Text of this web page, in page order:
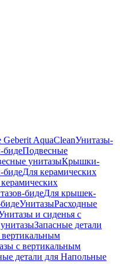
AquaCleanУнитазы-
бидеПодвесные
унитазыКрышки-
бидеДля керамических
бидеДля крышек-
УнитазыРасходные
и сиденья с
Запасные детали
с вертикальным
детали для Напольные